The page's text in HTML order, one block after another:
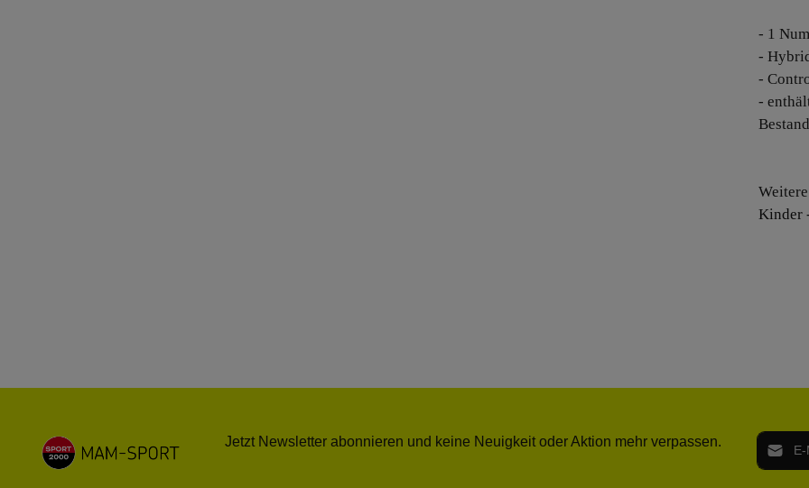
- 1
-
-
-
Kinder
Jetzt Newsletter abonnieren und keine Neuigkeit oder Aktion mehr verpassen. E-Mail-